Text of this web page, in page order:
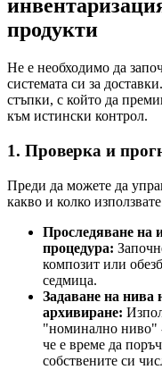
продукти
Не е необходимо да
системата си за
стъпки, с който да
към истински контрол.
1. Проверка и
Преди да можете да
какво и колко
Проследяване на
процедура:
композит или
седмица.
Задаване на нива
архивиране:
"номинално ниво" -
че е време да
собствените си